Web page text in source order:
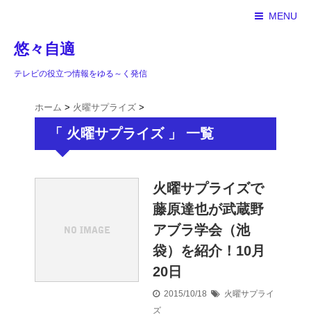
MENU
悠々自適
テレビの役立つ情報をゆる～く発信
ホーム > 火曜サプライズ >
「 火曜サプライズ 」 一覧
火曜サプライズで
藤原達也が武蔵野
アブラ学会（池
袋）を紹介！10月
20日
2015/10/18
火曜サプライ
ズ